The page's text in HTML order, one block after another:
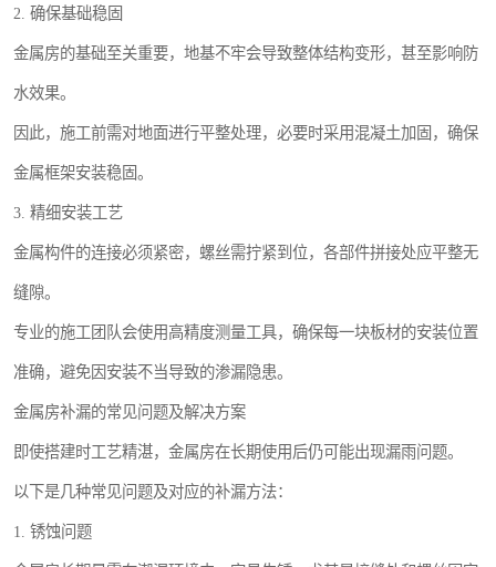
2. 确保基础稳固
金属房的基础至关重要，地基不牢会导致整体结构变形，甚至影响防
水效果。
因此，施工前需对地面进行平整处理，必要时采用混凝土加固，确保
金属框架安装稳固。
3. 精细安装工艺
金属构件的连接必须紧密，螺丝需拧紧到位，各部件拼接处应平整无
缝隙。
专业的施工团队会使用高精度测量工具，确保每一块板材的安装位置
准确，避免因安装不当导致的渗漏隐患。
金属房补漏的常见问题及解决方案
即使搭建时工艺精湛，金属房在长期使用后仍可能出现漏雨问题。
以下是几种常见问题及对应的补漏方法：
1. 锈蚀问题